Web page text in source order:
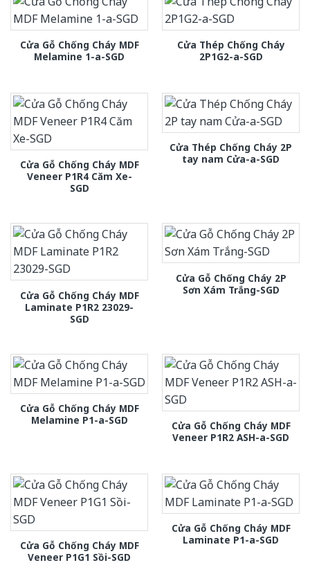
Cửa Gỗ Chống Cháy MDF
Melamine 1-a-SGD
Cửa Thép Chống Cháy
2P1G2-a-SGD
Cửa Gỗ Chống Cháy MDF
Veneer P1R4 Căm Xe-
SGD
Cửa Thép Chống Cháy 2P
tay nam Cửa-a-SGD
Cửa Gỗ Chống Cháy MDF
Laminate P1R2 23029-
SGD
Cửa Gỗ Chống Cháy 2P
Sơn Xám Trắng-SGD
Cửa Gỗ Chống Cháy MDF
Melamine P1-a-SGD
Cửa Gỗ Chống Cháy MDF
Veneer P1R2 ASH-a-SGD
Cửa Gỗ Chống Cháy MDF
Veneer P1G1 Sồi-SGD
Cửa Gỗ Chống Cháy MDF
Laminate P1-a-SGD